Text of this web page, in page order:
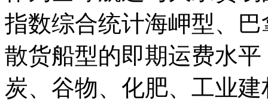
指数综合统计海岬型、
散货船型的即期运费水
炭、谷物、化肥、工业